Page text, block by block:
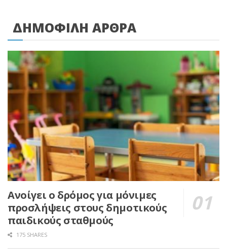
ΔΗΜΟΦΙΛΗ ΑΡΘΡΑ
Ανοίγει ο δρόμος για μόνιμες
προσλήψεις στους δημοτικούς
παιδικούς σταθμούς
175 SHARES